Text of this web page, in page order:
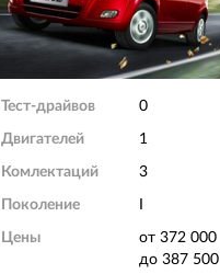
Тест-драйвов 0
Двигателей 1
Комлектаций 3
Поколение
Цены
от 372 000
до 387 500